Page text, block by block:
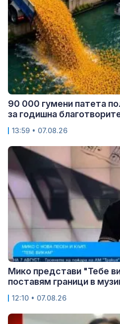
90 000 гумени патета
за годишна
13:59 • 07.08.26
Мико представи "Тебе
поставям граници в
12:10 • 07.08.26